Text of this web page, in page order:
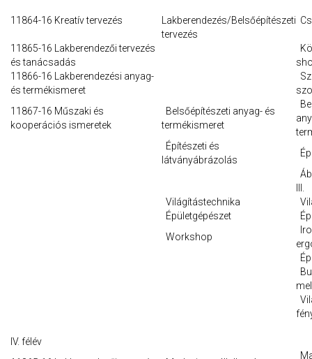
11864-16 Kreatív tervezés
Lakberendezés/Belsőépítészeti
tervezés
11865-16 Lakberendezői tervezés
és tanácsadás
11866-16 Lakberendezési anyag-
és termékismeret
11867-16 Műszaki és
kooperációs ismeretek
Belsőépítészeti anyag- és
termékismeret
Építészeti és
látványábrázolás
III.
Világítástechnika
Épületgépészet
Workshop
IV. félév